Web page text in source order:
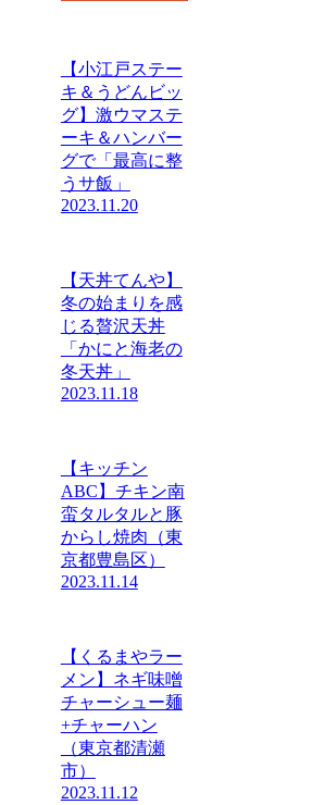
【小江戸ステー
キ＆うどんビッ
グ】激ウマステ
ーキ＆ハンバー
グで「最高に整
うサ飯」
2023.11.20
【天丼てんや】
冬の始まりを感
じる贅沢天丼
「かにと海老の
冬天丼」
2023.11.18
【キッチン
ABC】チキン南
蛮タルタルと豚
からし焼肉（東
京都豊島区）
2023.11.14
【くるまやラー
メン】ネギ味噌
チャーシュー麺
+チャーハン
（東京都清瀬
市）
2023.11.12